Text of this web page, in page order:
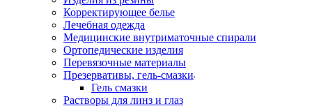
Корректирующее белье
Лечебная одежда
Медицинские внутриматочные спирали
Ортопедические изделия
Перевязочные материалы
Презервативы, гель-смазки
Гель смазки
Растворы для линз и глаз